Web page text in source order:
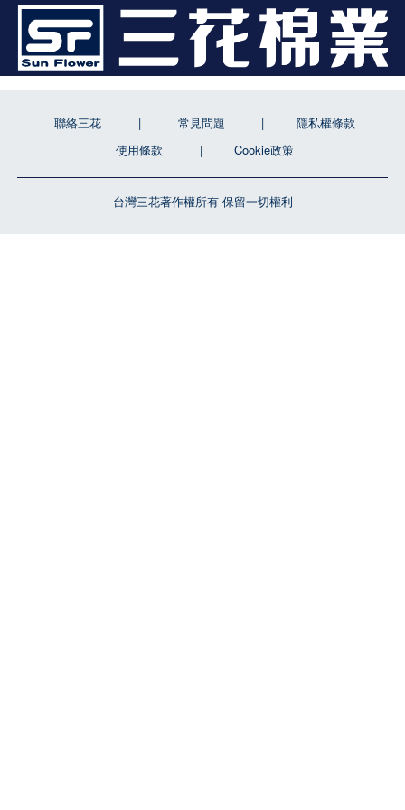
台灣三花著作權所有 保留一切權利
聯絡三花 常見問題
隱私權條款
使用條款
Cookie政策